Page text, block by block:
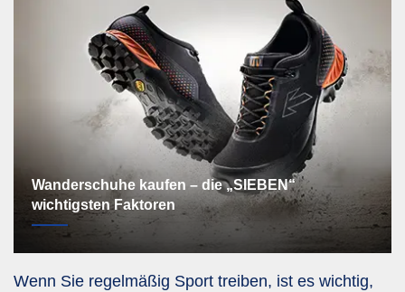
Wanderschuhe kaufen – die „SIEBEN“
wichtigsten Faktoren
Wenn Sie regelmäßig Sport treiben, ist es wichtig,